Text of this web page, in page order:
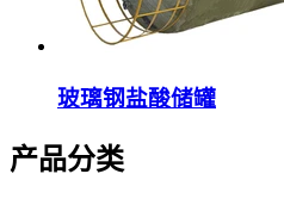
玻璃钢盐酸储罐
产品分类